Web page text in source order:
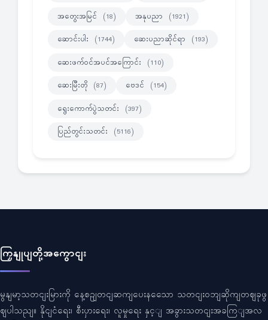
အတွေးအမြင် (18) အနုပညာ (1921)
ဆောင်းပါး (1744) ဆေးပညာဆိုင်ရာ (193)
ဆေးဖက်ဝင်အပင်အကြောင်း (110)
ဆေးမြီးတို (87) ဗေဒင် (154)
ရွေးကောက်ပွဲသတင်း (397)
ပြည်တွင်းသတင်း (5116)
ကြှနျုပျတို့အကွောငျး
မွနျမာ့သတငျးမြားကို နေ့စဥျတငျဆကျပေးနသေော သတငျးဝဘျဆိုကျတဈခုဖွ
ဈပါသညျ။ နိုငျငံရေး၊ စီးပှားရေး၊ လူမှုရေး နှင့ျ အခွားသတငျးအခကြျအလ